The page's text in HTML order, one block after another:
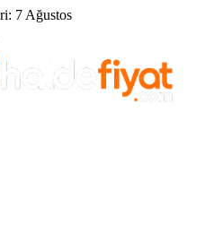
7 Ağustos